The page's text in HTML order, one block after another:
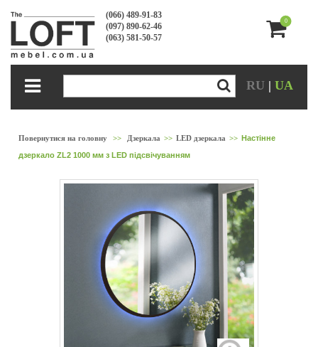
(066) 489-91-83
(097) 890-62-46
(063) 581-50-57
0
RU | UA
Повернутися на головну >> Дзеркала >> LED дзеркала >> Настінне
дзеркало ZL2 1000 мм з LED підсвічуванням